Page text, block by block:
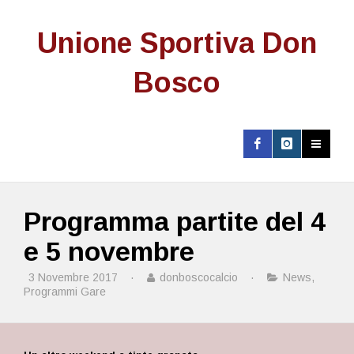
Unione Sportiva Don
Bosco
Programma partite del 4
e 5 novembre
3 Novembre 2017 · donboscocalcio · News,
Programmi Gare